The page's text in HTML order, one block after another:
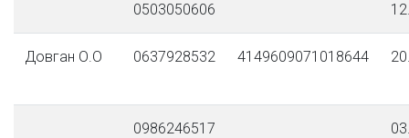
0503050606
Довган О.О 0637928532 4149609071018644
0986246517